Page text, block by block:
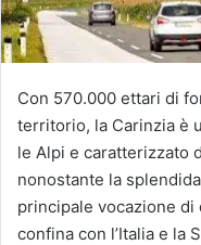
Con 570.000 ettari di
territorio, la Carinzia è
le Alpi e caratterizzato
nonostante la
principale vocazione di
confina con l’Italia e la